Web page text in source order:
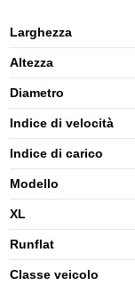
Larghezza
Altezza
Diametro
Indice di velocità
Indice di carico
Modello
XL
Runflat
Classe veicolo